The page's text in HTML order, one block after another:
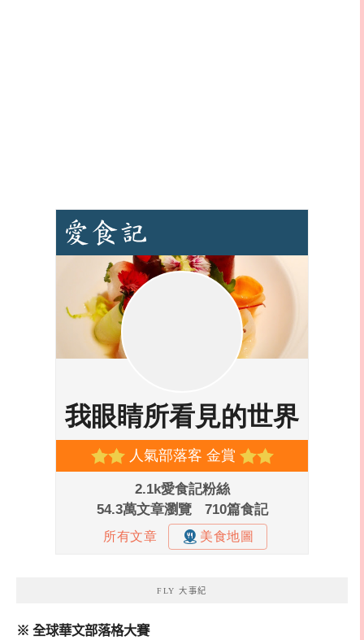
FLY 大事紀
※ 全球華文部落格大賽